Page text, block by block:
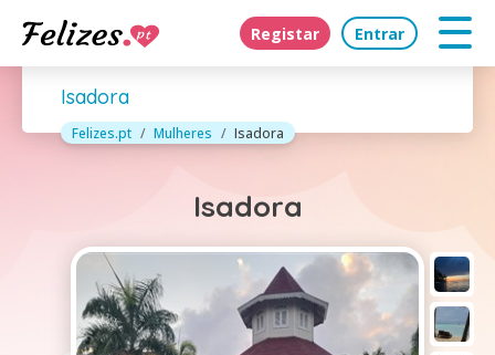
Registar Entrar
Isadora
Felizes.pt Mulheres Isadora
Isadora